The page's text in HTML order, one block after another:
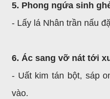
5. Phong ngứa sinh
- Lấy lá Nhân trần nấu
6. Ác sang vỡ nát tới
- Uất kim tán bột, sáp
vào.